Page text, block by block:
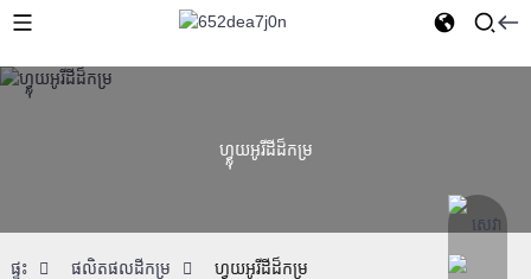
ហ្វ្លុយអូរីដីដ៏កម្រ
ផ្ទះ ផលិតផលដីកម្រ ហ្វ្លុយអូរីដីដ៏កម្រ